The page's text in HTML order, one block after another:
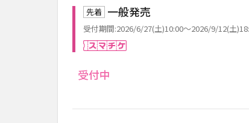
先着 一般発売
受付期間:2026/6/27(土)10:00～2026/9/12(土
受付中